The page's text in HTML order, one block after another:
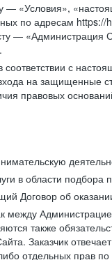
— «Условия»,
по адресам
—
с
на защищенные
правовых
в области подбора
Договор об
между
также
Заказчик
отдельных